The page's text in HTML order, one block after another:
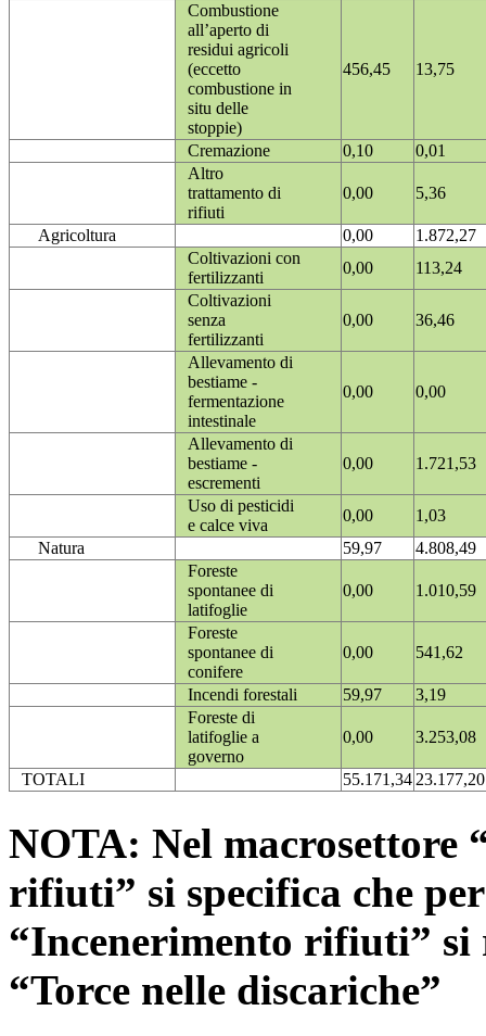
Combustione
all’aperto di
residui agricoli
(eccetto
combustione in
situ delle
stoppie)
456,45 13,75
Cremazione 0,10
0,01
Altro
trattamento di
rifiuti
0,00 5,36
Agricoltura 0,00
1.872,27
Coltivazioni con
fertilizzanti
0,00
113,24
Coltivazioni
senza
fertilizzanti
0,00 36,46
Allevamento di
bestiame -
fermentazione
intestinale
0,00 0,00
Allevamento di
bestiame -
escrementi
0,00 1.721,53
Uso di pesticidi
e calce viva
0,00
1,03
Natura
59,97
4.808,49
Foreste
spontanee di
latifoglie
0,00 1.010,59
Foreste
spontanee di
conifere
0,00 541,62
Incendi forestali 59,97
3,19
Foreste di
latifoglie a
governo
0,00 3.253,08
TOTALI 55.171,3423.177,20
NOTA: Nel macrosettore
rifiuti” si specifica che
“Incenerimento rifiuti”
“Torce nelle discariche”